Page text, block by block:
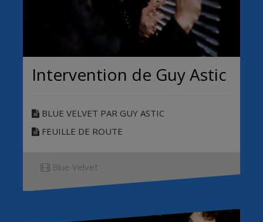
Intervention de Guy Astic
BLUE VELVET PAR GUY ASTIC
FEUILLE DE ROUTE
Blue Velvet